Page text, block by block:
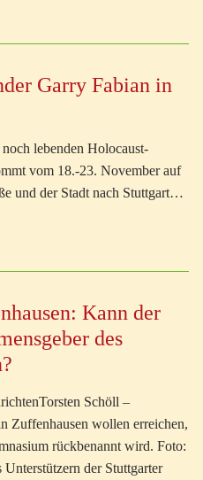
Garry Fabian in
lebenden Holocaust-
vom 18.-23. November auf
und der Stadt nach Stuttgart…
Kann der
des
Schöll –
Zuffenhausen wollen erreichen,
rückbenannt wird. Foto:
der Stuttgarter